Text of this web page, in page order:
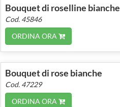
Bouquet di roselline bianche
Cod. 45846
ORDINA ORA
Bouquet di rose bianche
Cod. 47229
ORDINA ORA